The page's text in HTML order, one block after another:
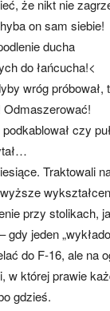
że nikt nie
on sam siebie!
ducha
do łańcucha!<
wróg
czy
Traktowali
przy stolikach,
gdy jeden
do F-16, ale na
w której prawie
gdzieś.